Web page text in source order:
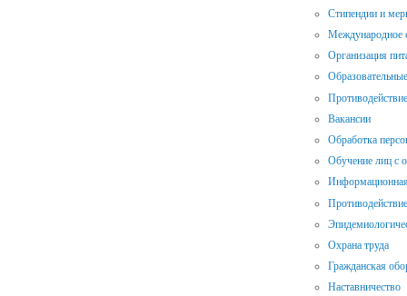
Стипендии и
Международное
Организация
Вакансии
Обработка
Обучение лиц с
Информационная
Охрана труда
Гражданская
Наставничество